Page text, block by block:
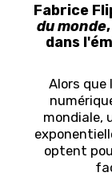
Fabrice
du monde
dans
Alors
mondiale,
optent